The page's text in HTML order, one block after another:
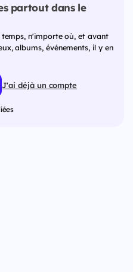
partout dans le
n'importe où, et avant
albums, événements, il y en
J'ai déjà un compte